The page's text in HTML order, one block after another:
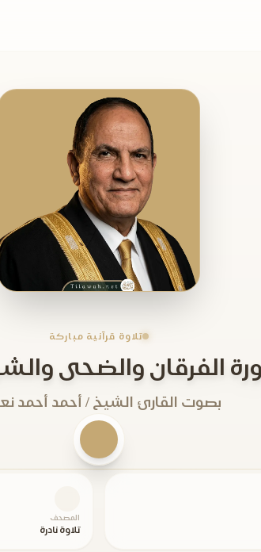
تلاوة قرآنية مباركة
الفرقان والضحى
بصوت القارئ الشيخ / أحمد أحمد
المصحف
تلاوة نادرة